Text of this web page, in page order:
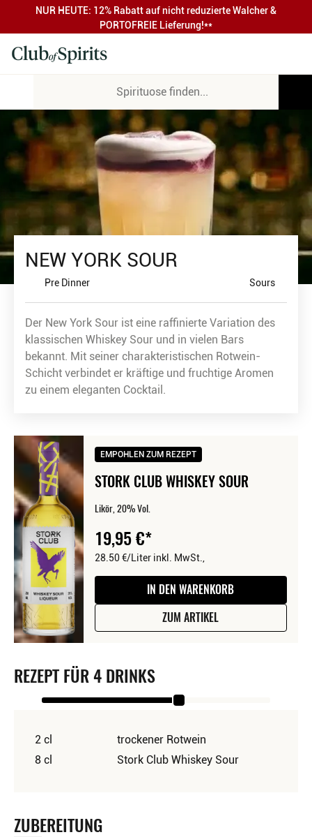
NUR HEUTE: 12% Rabatt auf nicht reduzierte Walcher &
PORTOFREIE Lieferung!**
NEW YORK SOUR
Pre Dinner Sours
Der New York Sour ist eine raffinierte Variation des
klassischen Whiskey Sour und in vielen Bars
bekannt. Mit seiner charakteristischen Rotwein-
Schicht verbindet er kräftige und fruchtige Aromen
zu einem eleganten Cocktail.
EMPOHLEN ZUM REZEPT
STORK CLUB WHISKEY SOUR
Likör, 20% Vol.
19,95€
28.50 €/Literinkl. MwSt.,
IN DEN WARENKORB
ZUM ARTIKEL
REZEPT FÜR 4 DRINKS
2 cl
trockener Rotwein
8 cl
Stork Club Whiskey Sour
ZUBEREITUNG